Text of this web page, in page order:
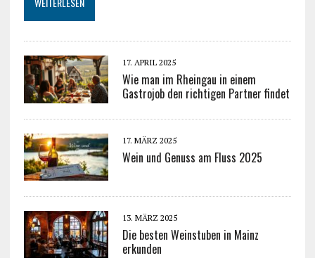
17. APRIL 2025
Wie man im Rheingau in einem
Gastrojob den richtigen Partner findet
17. MÄRZ 2025
Wein und Genuss am Fluss 2025
13. MÄRZ 2025
Die besten Weinstuben in Mainz
erkunden